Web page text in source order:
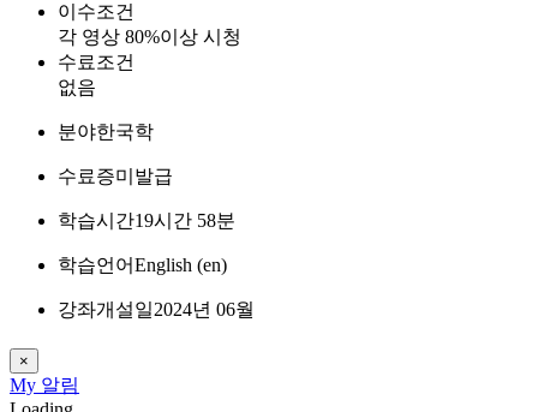
이수조건
각 영상 80%이상 시청
수료조건
없음
분야한국학
수료증미발급
학습시간19시간 58분
학습언어English ‎(en)‎
강좌개설일2024년 06월
×
My 알림